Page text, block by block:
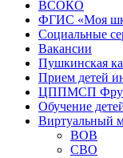
ВСОКО
ФГИС «Моя
Социальные
Вакансии
Пушкинская
Прием детей
ЦППМСП
Обучение
Виртуальный
ВОВ
СВО